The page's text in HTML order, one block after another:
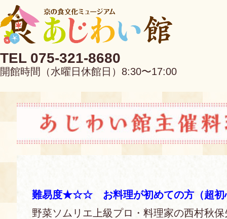
TEL 075-321-8680
開館時間（水曜日休館日）8:30〜17:00
EN 中文
当館について
難易度★☆☆ お料理が初めての方（超初
野菜ソムリエ上級プロ・料理家の西村秋